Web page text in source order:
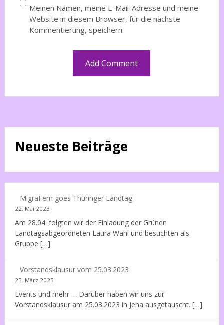
Meinen Namen, meine E-Mail-Adresse und meine
Website in diesem Browser, für die nächste
Kommentierung, speichern.
Neueste Beiträge
MigraFem goes Thüringer Landtag
22. Mai 2023
Am 28.04. folgten wir der Einladung der Grünen
Landtagsabgeordneten Laura Wahl und besuchten als
Gruppe […]
Vorstandsklausur vom 25.03.2023
25. März 2023
Events und mehr … Darüber haben wir uns zur
Vorstandsklausur am 25.03.2023 in Jena ausgetauscht. […]